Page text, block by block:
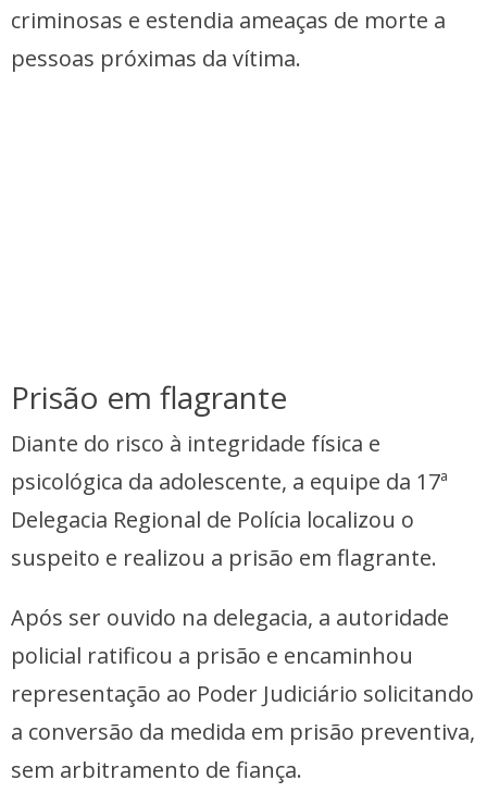
criminosas e estendia ameaças de morte a
pessoas próximas da vítima.
Prisão em flagrante
Diante do risco à integridade física e
psicológica da adolescente, a equipe da 17ª
Delegacia Regional de Polícia localizou o
suspeito e realizou a prisão em flagrante.
Após ser ouvido na delegacia, a autoridade
policial ratificou a prisão e encaminhou
representação ao Poder Judiciário solicitando
a conversão da medida em prisão preventiva,
sem arbitramento de fiança.